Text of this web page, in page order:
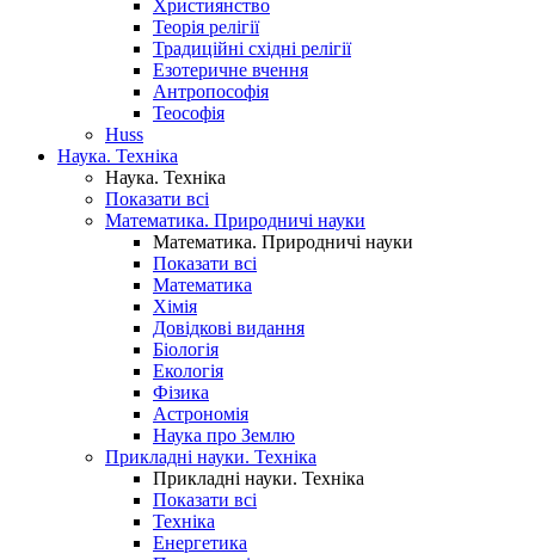
Християнство
Теорія релігії
Традиційні східні релігії
Езотеричне вчення
Антропософія
Теософія
Huss
Наука. Техніка
Наука. Техніка
Показати всі
Математика. Природничі науки
Математика. Природничі науки
Показати всі
Математика
Хімія
Довідкові видання
Біологія
Екологія
Фізика
Астрономія
Наука про Землю
Прикладні науки. Техніка
Прикладні науки. Техніка
Показати всі
Техніка
Енергетика